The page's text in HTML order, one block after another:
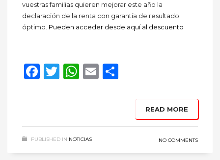
vuestras familias quieren mejorar este año la
declaración de la renta con garantía de resultado
óptimo. Pueden acceder desde aquí al descuento
Facebook
Twitter
WhatsApp
Email
READ MORE
PUBLISHED IN NOTICIAS NO COMMENTS